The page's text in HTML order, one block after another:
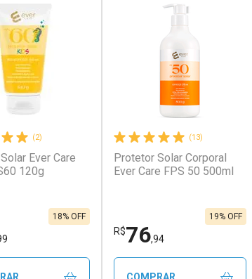
(2)
Ever Care
120g
18% OFF
(13)
Protetor Solar Corporal
Ever Care FPS 50 500ml
R$76,94
19% OFF